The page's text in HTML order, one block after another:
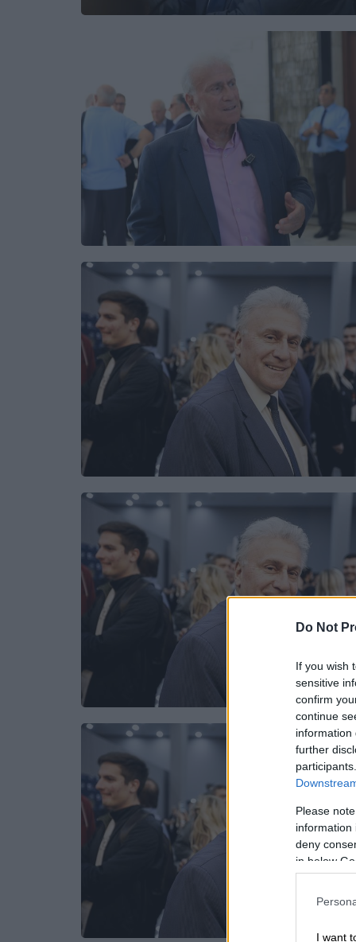
Do Not
If you wish
sensitive
confirm
continue
information
further
Please
information
deny
in below
I want